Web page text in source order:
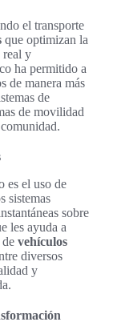
el transporte
que optimizan la
real y
ha permitido a
de manera más
de
de movilidad
es el uso de
sistemas
sobre
les ayuda a
vehículos
diversos
y